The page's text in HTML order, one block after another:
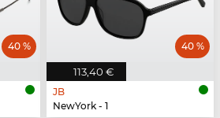
40 %
113,40 €
40 %
JB
NewYork - 1